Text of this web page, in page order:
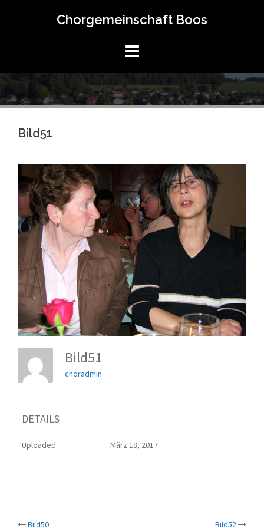
Chorgemeinschaft Boos
Bild51
Bild51
choradmin
DETAILS
Uploaded März 18, 2017
Bild50 Bild52